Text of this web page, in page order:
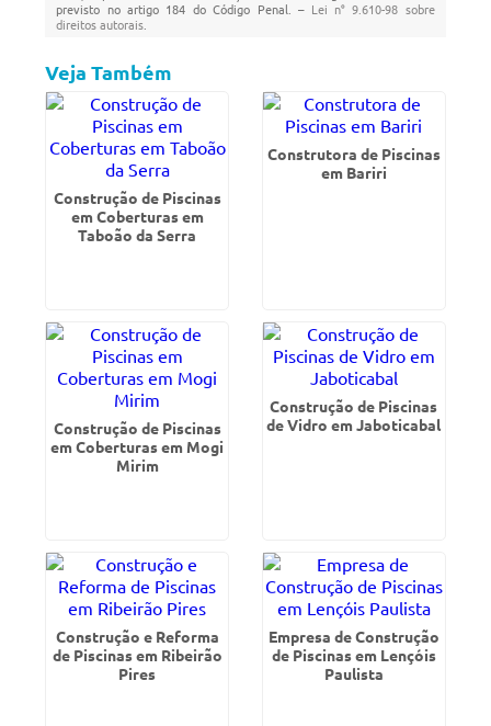
previsto no artigo 184 do Código Penal. – Lei n° 9.610-98 sobre
direitos autorais
Veja Também
Construção de Piscinas
em Coberturas em
Taboão da Serra
Construtora de Piscinas
em Bariri
Construção de Piscinas
em Coberturas em Mogi
Mirim
Construção de Piscinas
de Vidro em Jaboticabal
Construção e Reforma
de Piscinas em Ribeirão
Pires
Empresa de Construção
de Piscinas em Lençóis
Paulista